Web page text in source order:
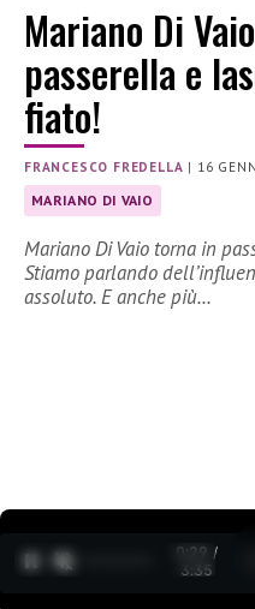
Mariano Di
passerella e
fiato!
FRANCESCO FREDELLA | 16
MARIANO DI VAIO
Mariano Di Vaio torna in
Stiamo parlando
assoluto. E anche più…
0:30 /
3:35